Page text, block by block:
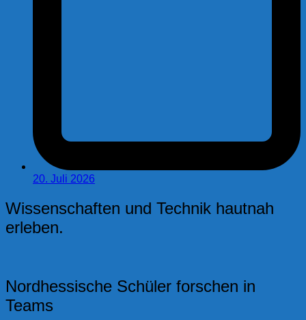
20. Juli 2026
Wissenschaften und Technik hautnah
erleben.
Nordhessische Schüler forschen in
Teams